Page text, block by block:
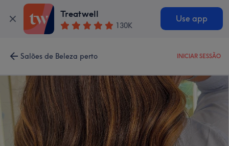
Treatwell
130K
Use app
Salões de Beleza perto INICIAR SESSÃO